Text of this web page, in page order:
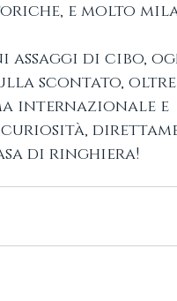
e molto
assaggi di cibo,
scontato,
internazionale e
di ringhiera!